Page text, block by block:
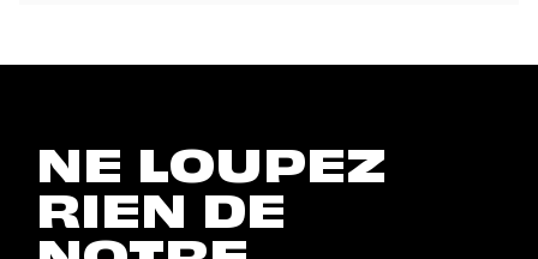
NE LOUPEZ
RIEN DE